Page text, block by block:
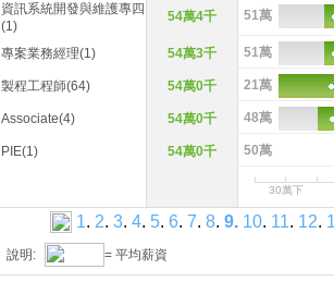
資訊系統開發與維護專四
(1)
54萬4千 51萬
專案業務經理(1) 54萬3千 51萬
製程工程師(64) 54萬0千 21萬
Associate(4) 54萬0千 48萬
PIE(1) 54萬0千 50萬
30萬下
1. 2. 3. 4. 5. 6. 7. 8. 9. 10. 11. 12.
說明: = 平均薪資